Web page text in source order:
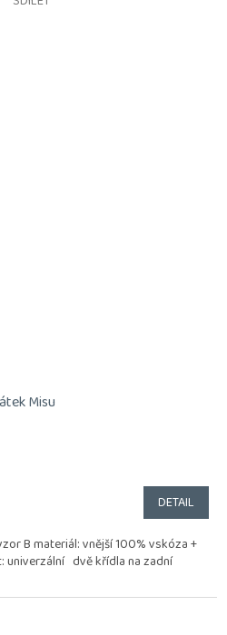
Misu
DETAIL
B materiál: vnější 100% vskóza +
univerzální dvě křídla na zadní